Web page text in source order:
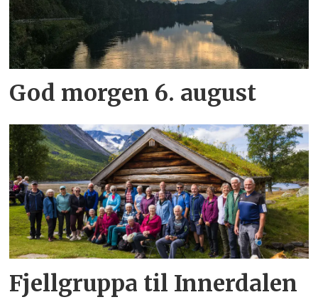
God morgen 6. august
Fjellgruppa til Innerdalen